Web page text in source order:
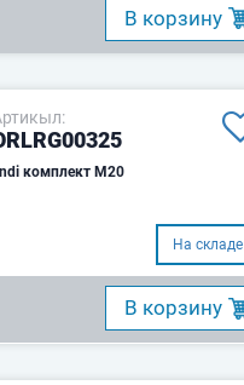
B корзину
Болты петли Orlandi комплект M20
На складе
B корзину